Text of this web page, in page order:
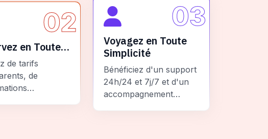
02
en Toute
de tarifs
de
03
Voyagez en Toute
Simplicité
Bénéficiez d'un support
24h/24 et 7j/7 et d'un
accompagnement